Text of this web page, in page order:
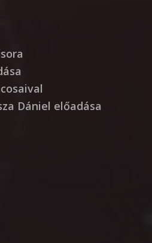
Dániel előadása